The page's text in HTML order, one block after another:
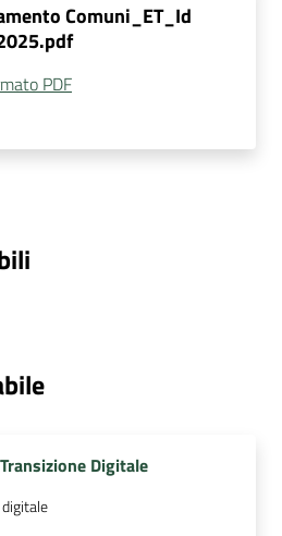
Comuni_ET_Id
PDF
Digitale